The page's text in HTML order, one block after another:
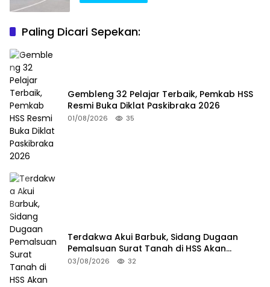
Paling Dicari Sepekan:
Gembleng 32 Pelajar Terbaik, Pemkab HSS
Resmi Buka Diklat Paskibraka 2026
01/08/2026 35
Terdakwa Akui Barbuk, Sidang Dugaan
Pemalsuan Surat Tanah di HSS Akan
Berlanjut Tuntutan JPU
03/08/2026 32